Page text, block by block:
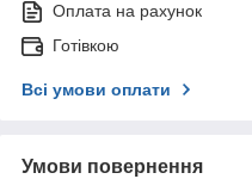
Оплата на рахунок
Готівкою
Всі умови оплати
Умови повернення